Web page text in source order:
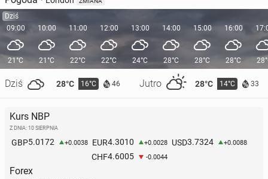
Dziś
09:00
21°C
Dziś 28°C 16°C 46 Jutro 28°C 14°C 33
10:00
21°C
11:00
22°C
12:00
22°C
13:00
24°C
14:00
28°C
15:00
28°C
16:00
28°C
Kurs NBP
Z DNIA: 10 SIERPNIA
GBP5.0172 +0.0038 EUR4.3010 +0.0028 USD3.7324 +0.0088
CHF4.6005 -0.0044
Forex